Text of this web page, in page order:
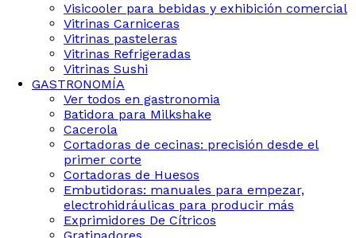
Visicooler para bebidas y exhibición comercial
Vitrinas Carniceras
Vitrinas pasteleras
Vitrinas Refrigeradas
Vitrinas Sushi
GASTRONOMÍA
Ver todos en gastronomia
Batidora para Milkshake
Cacerola
Cortadoras de cecinas: precisión desde el
primer corte
Cortadoras de Huesos
Embutidoras: manuales para empezar,
electrohidráulicas para producir más
Exprimidores De Cítricos